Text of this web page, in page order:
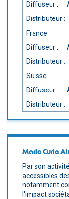
Diffuseur :
Distributeur :
France
Diffuseur :
Distributeur :
Suisse
Diffuseur :
Distributeur :
Marie Curie
Par son
accessibles
notamment
l'impact